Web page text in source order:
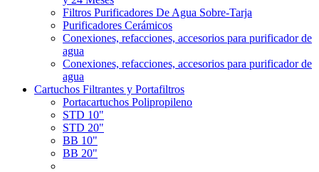
Filtros Purificadores De Agua Sobre-Tarja
Purificadores Cerámicos
Conexiones, refacciones, accesorios para purificador de
agua
Conexiones, refacciones, accesorios para purificador de
agua
Cartuchos Filtrantes y Portafiltros
Portacartuchos Polipropileno
STD 10"
STD 20"
BB 10"
BB 20"